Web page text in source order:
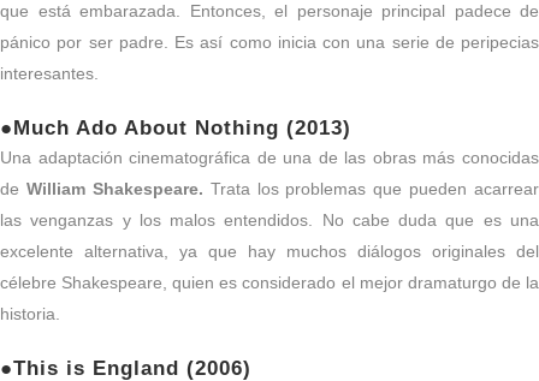
que está embarazada. Entonces, el personaje principal padece de
pánico por ser padre. Es así como inicia con una serie de peripecias
interesantes.
●Much Ado About Nothing (2013)
Una adaptación cinematográfica de una de las obras más conocidas
de William Shakespeare. Trata los problemas que pueden acarrear
las venganzas y los malos entendidos. No cabe duda que es una
excelente alternativa, ya que hay muchos diálogos originales del
célebre Shakespeare, quien es considerado el mejor dramaturgo de la
historia.
●This is England (2006)